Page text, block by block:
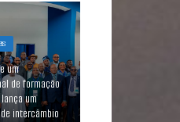
CONSTATA
DO PORTO DO
um
de formação
um
intercâmbio